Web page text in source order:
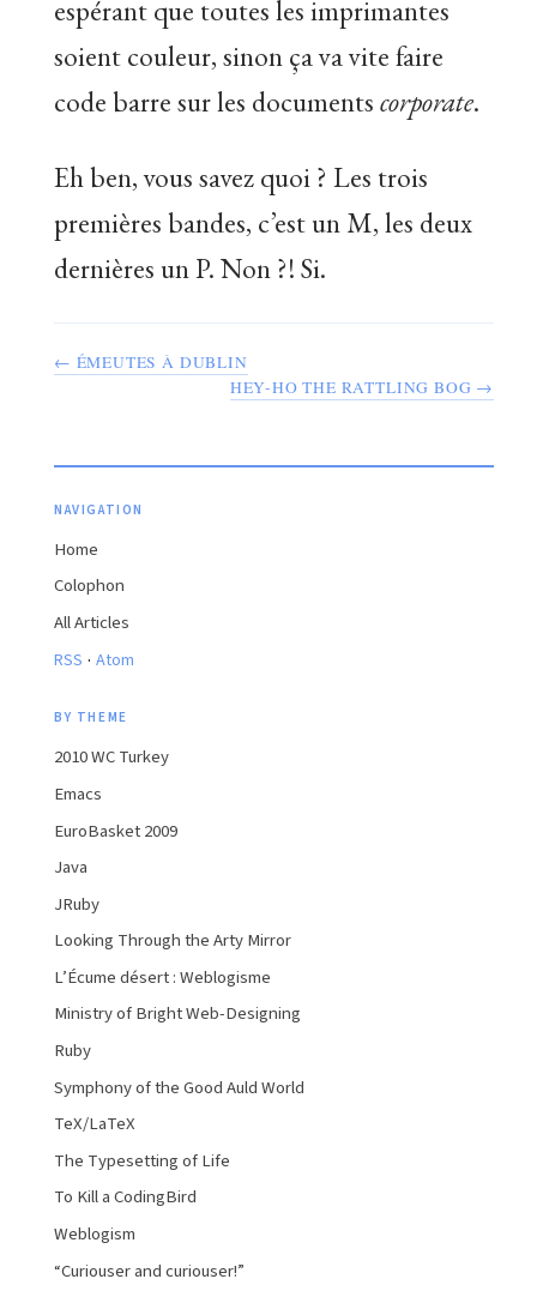
espérant que toutes les imprimantes
soient couleur, sinon ça va vite faire
code barre sur les documentscorporate.
Eh ben, vous savez quoi ? Les trois
premières bandes, c’est un M, les deux
dernières un P. Non ?! Si.
← ÉMEUTES À DUBLIN
HEY-HO THE RATTLING BOG →
NAVIGATION
Home
Colophon
All Articles
RSS · Atom
BY THEME
2010 WC Turkey
Emacs
EuroBasket 2009
Java
JRuby
Looking Through the Arty Mirror
L’Écume désert : Weblogisme
Ministry of Bright Web-Designing
Ruby
Symphony of the Good Auld World
TeX/LaTeX
The Typesetting of Life
To Kill a CodingBird
Weblogism
“Curiouser and curiouser!”